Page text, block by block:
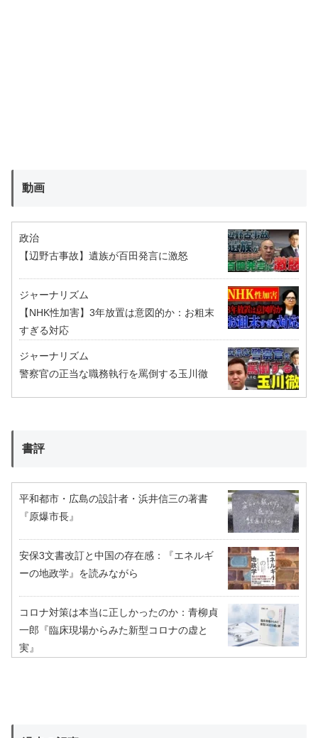
動画
政治
【辺野古事故】遺族が百田発言に激怒
ジャーナリズム
【NHK性加害】3年放置は意図的か：お粗末
すぎる対応
ジャーナリズム
警察官の正当な職務執行を罵倒する玉川徹
書評
平和都市・広島の設計者・浜井信三の著書
『原爆市長』
安保3文書改訂と中国の存在感：『エネルギ
ーの地政学』を読みながら
コロナ対策は本当に正しかったのか：青柳貞
一郎『臨床現場からみた新型コロナの虚と
実』